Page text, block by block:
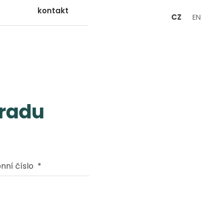
kontakt
CZ EN
číslo *